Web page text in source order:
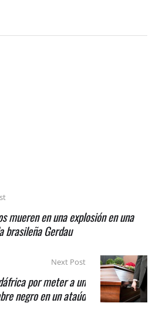
mueren en una explosión en una
brasileña Gerdau
Next Post
por meter a un
negro en un ataúd